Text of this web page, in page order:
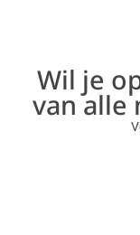
Wil je
van alle